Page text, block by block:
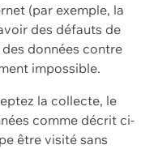
(par exemple, la
des défauts de
données contre
impossible.
la collecte, le
comme décrit ci-
être visité sans